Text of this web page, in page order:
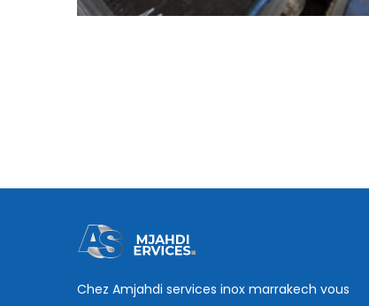
Chez Amjahdi services inox marrakech vous